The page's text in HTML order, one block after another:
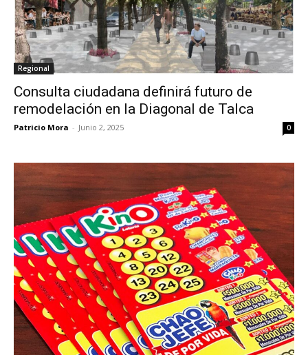
Regional
Consulta ciudadana definirá futuro de
remodelación en la Diagonal de Talca
Patricio Mora - Junio 2, 2025 0